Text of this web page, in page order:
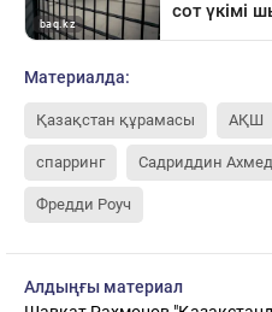
Материалда:
Қазақстан құрамасы АҚШ
спарринг Садриддин
Фредди Роуч
Алдыңғы материал